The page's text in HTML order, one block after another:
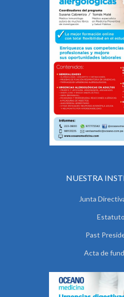
NUESTRA
Junta
Past
Acta de